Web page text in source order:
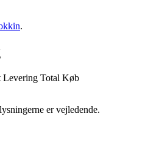
.
Levering Total Køb
er vejledende.